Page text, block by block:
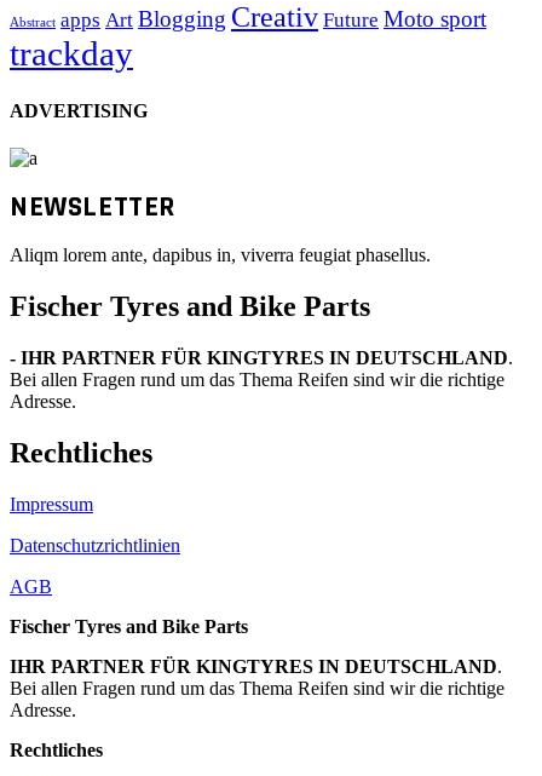
Abstract apps Art Blogging Creativ Future Moto sport
trackday
ADVERTISING
NEWSLETTER
Aliqm lorem ante, dapibus in, viverra feugiat phasellus.
Fischer Tyres and Bike Parts
- IHR PARTNER FÜR KINGTYRES IN DEUTSCHLAND.
Bei allen Fragen rund um das Thema Reifen sind wir die richtige
Adresse.
Rechtliches
Impressum
Datenschutzrichtlinien
AGB
Fischer Tyres and Bike Parts
IHR PARTNER FÜR KINGTYRES IN DEUTSCHLAND.
Bei allen Fragen rund um das Thema Reifen sind wir die richtige
Adresse.
Rechtliches